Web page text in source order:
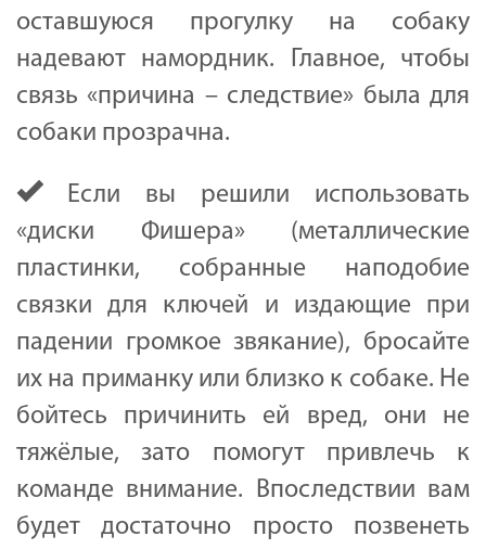
оставшуюся прогулку на собаку
надевают намордник. Главное, чтобы
связь «причина – следствие» была для
собаки прозрачна.
Если вы решили использовать
«диски Фишера» (металлические
пластинки, собранные наподобие
связки для ключей и издающие при
падении громкое звякание), бросайте
их на приманку или близко к собаке. Не
бойтесь причинить ей вред, они не
тяжёлые, зато помогут привлечь к
команде внимание. Впоследствии вам
будет достаточно просто позвенеть